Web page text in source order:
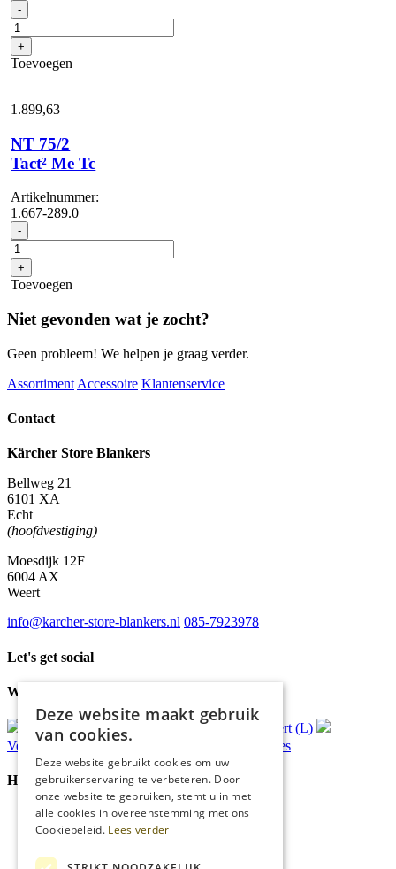
- NT
75/2
Tact²
Me
aantal
+
Toevoegen
1.899,63
NT 75/2
Tact² Me Tc
Artikelnummer:
1.667-289.0
- NT
75/2
Tact²
Me
Tc
+
Toevoegen
Niet gevonden wat je zocht?
Geen probleem! We helpen je graag verder.
Assortiment Accessoire Klantenservice
Contact
Kärcher Store Blankers
Bellweg 21
6101 XA
Echt
(hoofdvestiging)
Moesdijk 12F
6004 AX
Weert
info@karcher-store-blankers.nl 085-7923978
Let's get social
Waar wij voor staan
bezorging*
Ophalen in Echt of Weert (L)
Verzonden binnen 48 uur* advies
Handige Links
Home
Klantenservice
Blog
Deze website maakt gebruik
van cookies.
Deze website gebruikt cookies om uw
gebruikerservaring te verbeteren. Door
onze website te gebruiken, stemt u in met
alle cookies in overeenstemming met ons
Cookiebeleid. Lees verder